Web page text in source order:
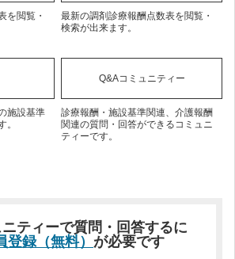
を閲覧・
最新の調剤診療報酬点数表を閲覧・
検索が出来ます。
施設基準
。
Q&Aコミュニティー
診療報酬・施設基準関連、介護報酬
関連の質問・回答ができるコミュニ
ティーです。
ティーで質問・回答するに
登録（無料） が必要です